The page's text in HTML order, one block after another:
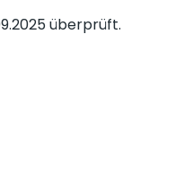
überprüft.